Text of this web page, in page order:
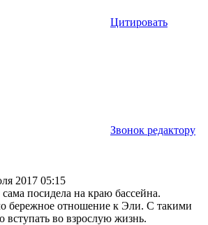
Цитировать
Звонок редактору
2017 05:15
посидела на краю бассейна.
бережное отношение к Эли. С такими
вступать во взрослую жизнь.